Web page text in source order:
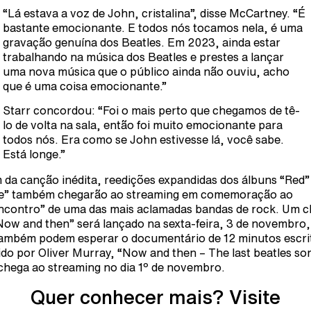
“Lá estava a voz de John, cristalina”, disse McCartney. “É
bastante emocionante. E todos nós tocamos nela, é uma
gravação genuína dos Beatles. Em 2023, ainda estar
trabalhando na música dos Beatles e prestes a lançar
uma nova música que o público ainda não ouviu, acho
que é uma coisa emocionante.”
Starr concordou: “Foi o mais perto que chegamos de tê-
lo de volta na sala, então foi muito emocionante para
todos nós. Era como se John estivesse lá, você sabe.
Está longe.”
da canção inédita, reedições expandidas dos álbuns “Red”
também chegarão ao streaming em comemoração ao
de uma das mais aclamadas bandas de rock. Um
and then” será lançado na sexta-feira, 3 de
podem esperar o documentário de 12 minutos
por Oliver Murray, “Now and then – The last beatles
ao streaming no dia 1º de novembro.
Quer conhecer mais? Visite